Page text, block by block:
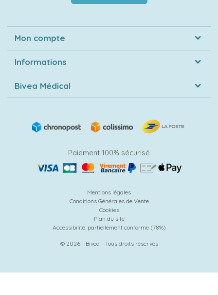
Mon compte
Informations
Bivea Médical
Paiement 100% sécurisé
Mentions légales
Conditions Générales de Vente
Cookies
Plan du site
Accessibilité: partiellement conforme (78%)
© 2026 - Bivea - Tous droits réservés